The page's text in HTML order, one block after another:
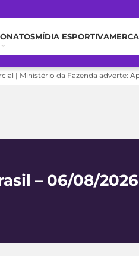
MÍDIA ESPORTIVA
| Ministério da Fazenda adverte:
– 06/08/2026